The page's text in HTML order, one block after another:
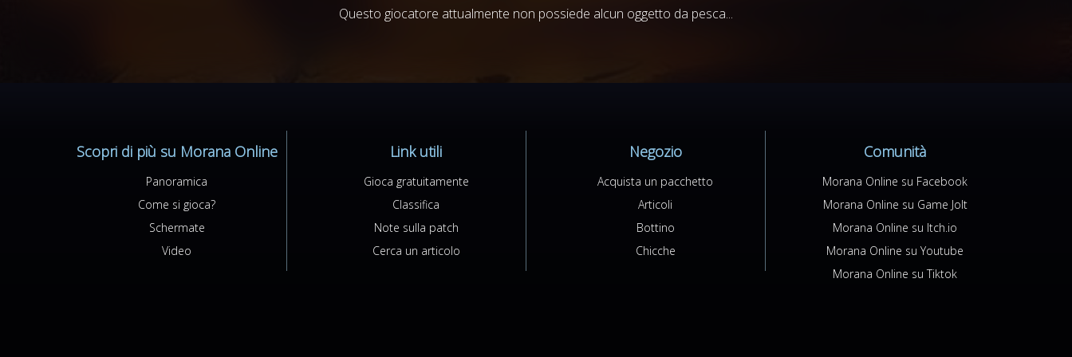
Questo giocatore attualmente non possiede alcun oggetto da pesca...
Scopri di più su Morana Online
Panoramica
Come si gioca?
Schermate
Video
Link utili
Gioca gratuitamente
Classifica
Note sulla patch
Cerca un articolo
Negozio
Acquista un pacchetto
Articoli
Bottino
Chicche
Comunità
Morana Online su Facebook
Morana Online su Game Jolt
Morana Online su Itch.io
Morana Online su Youtube
Morana Online su Tiktok